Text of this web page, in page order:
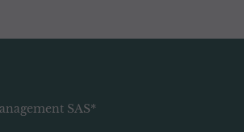
SAS*